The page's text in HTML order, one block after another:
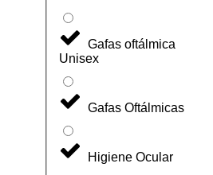
Gafas oftálmica
Unisex
Gafas Oftálmicas
Higiene Ocular